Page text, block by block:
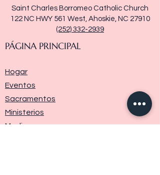
Saint Charles Borromeo Catholic Church
122 NC HWY 561 West, Ahoskie, NC 27910
(252) 332-2939
PÁGINA PRINCIPAL
Hogar
Eventos
Sacramentos
Ministerios
Media